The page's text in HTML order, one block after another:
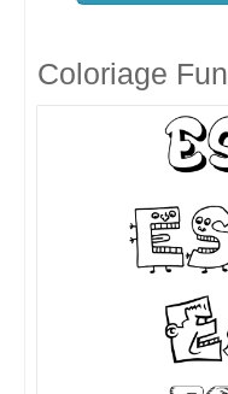
Coloriage Fun